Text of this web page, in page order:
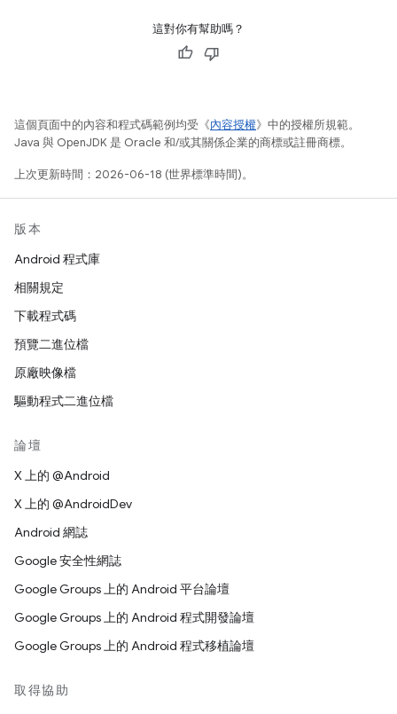
這對你有幫助嗎？
這個頁面中的內容和程式碼範例均受《內容授權》中的授權所規範。
Java 與 OpenJDK 是 Oracle 和/或其關係企業的商標或註冊商標。
上次更新時間：2026-06-18 (世界標準時間)。
版本
Android 程式庫
相關規定
下載程式碼
預覽二進位檔
原廠映像檔
驅動程式二進位檔
論壇
X 上的 @Android
X 上的 @AndroidDev
Android 網誌
Google 安全性網誌
Google Groups 上的 Android 平台論壇
Google Groups 上的 Android 程式開發論壇
Google Groups 上的 Android 程式移植論壇
取得協助